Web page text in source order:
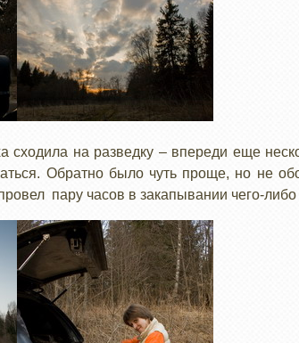
сходила на разведку – впереди еще
Обратно было чуть проще, но не
пару часов в закапывании чего-